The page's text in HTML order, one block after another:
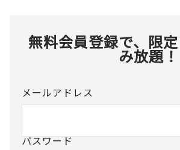
無料会員登録で、限
み放題！
メールアドレス
パスワード